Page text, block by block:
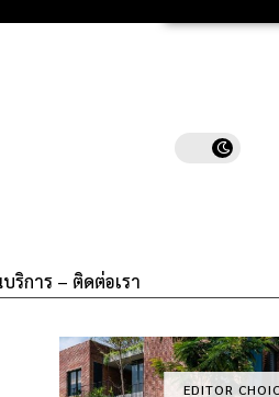
ริการ – ติดต่อเรา
EDITOR